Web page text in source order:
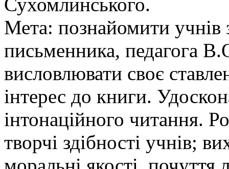
Мета: познайомити учнів
письменника, педагога
висловлювати своє
інтерес до книги.
інтонаційного читання.
творчі здібності учнів;